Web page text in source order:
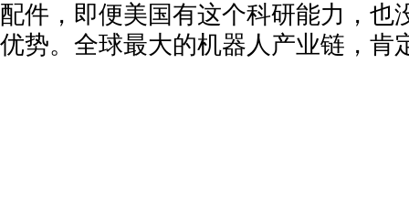
配件，即便美国有这个科研能力，也
优势。全球最大的机器人产业链，肯